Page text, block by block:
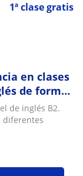
1ª clase gratis
en clases
de forma
de inglés B2.
diferentes